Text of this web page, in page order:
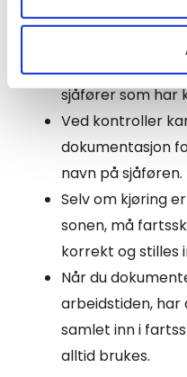
har sjåførkortet ditt i
Dette sikrer at
sjåfører som har
Ved kontroller
dokumentasjon
navn på sjåføren.
Selv om kjøring
sonen, må
korrekt og stilles
Når du
arbeidstiden, har
samlet inn i
alltid brukes.